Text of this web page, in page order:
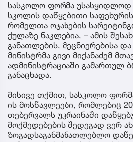
სასკოლო ფორმა უსასყიდლოდ
სკოლის დაწყებითი
რომელთა ოჯახების
ქულაზე ნაკლებია, – ამის
განათლების, მეცნიერებისა
მინისტრმა გივი მიქანაძემ
ადმინისტრაციაში გამართულ
განაცხადა.
მისივე თქმით, სასკოლო
ის მოსწავლეები, რომლებიც
თებერვალს უკრაინაში
მოქმედებების შედეგად ვერ
ზოგადსაგანმანათლებლო